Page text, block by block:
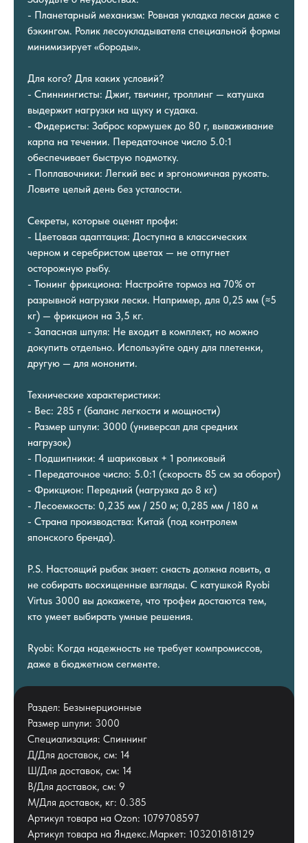
- Планетарный механизм: Ровная укладка лески даже с
бэкингом. Ролик лесоукладывателя специальной формы
минимизирует «бороды».
Для кого? Для каких условий?
- Спиннингисты: Джиг, твичинг, троллинг — катушка
выдержит нагрузки на щуку и судака.
- Фидеристы: Заброс кормушек до 80 г, вываживание
карпа на течении. Передаточное число 5.0:1
обеспечивает быструю подмотку.
- Поплавочники: Легкий вес и эргономичная рукоять.
Ловите целый день без усталости.
Секреты, которые оценят профи:
- Цветовая адаптация: Доступна в классических
черном и серебристом цветах — не отпугнет
осторожную рыбу.
- Тюнинг фрикциона: Настройте тормоз на 70% от
разрывной нагрузки лески. Например, для 0,25 мм (≈5
кг) — фрикцион на 3,5 кг.
- Запасная шпуля: Не входит в комплект, но можно
докупить отдельно. Используйте одну для плетенки,
другую — для мононити.
Технические характеристики:
- Вес: 285 г (баланс легкости и мощности)
- Размер шпули: 3000 (универсал для средних
нагрузок)
- Подшипники: 4 шариковых + 1 роликовый
- Передаточное число: 5.0:1 (скорость 85 см за оборот)
- Фрикцион: Передний (нагрузка до 8 кг)
- Лесоемкость: 0,235 мм / 250 м; 0,285 мм / 180 м
- Страна производства: Китай (под контролем
японского бренда).
P.S. Настоящий рыбак знает: снасть должна ловить, а
не собирать восхищенные взгляды. С катушкой Ryobi
Virtus 3000 вы докажете, что трофеи достаются тем,
кто умеет выбирать умные решения.
Ryobi: Когда надежность не требует компромиссов,
даже в бюджетном сегменте.
Раздел: Безынерционные
Размер шпули: 3000
Специализация: Спиннинг
Д/Для доставок, см: 14
Ш/Для доставок, см: 14
В/Для доставок, см: 9
М/Для доставок, кг: 0.385
Артикул товара на Ozon: 1079708597
Артикул товара на Яндекс.Маркет: 103201818129